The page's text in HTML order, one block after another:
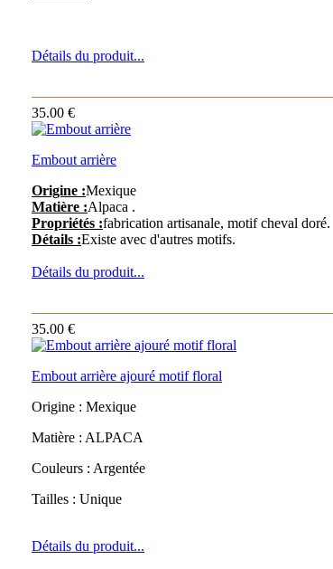
Détails du produit...
35.00 €
Embout arrière
Origine :Mexique
Matière :Alpaca .
Propriétés :fabrication artisanale, motif cheval doré.
Détails :Existe avec d'autres motifs.
Détails du produit...
35.00 €
Embout arrière ajouré motif floral
Origine : Mexique
Matière : ALPACA
Couleurs : Argentée
Tailles : Unique
Détails du produit...